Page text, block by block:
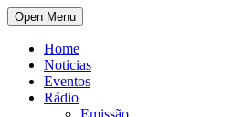
Open Menu
Home
Noticias
Eventos
Rádio
Emissão